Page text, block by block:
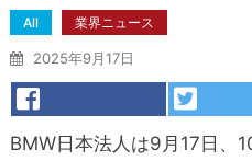
All 業界ニュース
2025年9月17日
BMW日本法人は9月17日、